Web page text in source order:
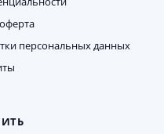
персональных данных